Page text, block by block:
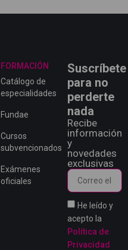
FORMACIÓN
Catálogo de
especialidades
Fundae
Cursos
subvencionados
Exámenes
oficiales
Suscríbete
para no
perderte
nada
Recibe
información
y
novedades
exclusivas
He leído y
acepto la
Política de
Privacidad